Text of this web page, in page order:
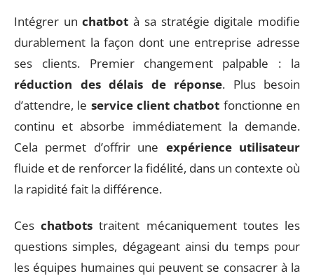
Intégrer unchatbot à sa stratégie digitale modifie
durablement la façon dont une entreprise adresse
ses clients. Premier changement palpable : la
réduction des délais de réponse. Plus besoin
d’attendre, le service client chatbot fonctionne en
continu et absorbe immédiatement la demande.
Cela permet d’offrir une expérience utilisateur
fluide et de renforcer la fidélité, dans un contexte où
la rapidité fait la différence.
Ceschatbots traitent mécaniquement toutes les
questions simples, dégageant ainsi du temps pour
les équipes humaines qui peuvent se consacrer à la